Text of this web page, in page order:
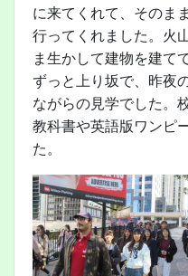
に来てくれて、そのま
行ってくれました。火
ま生かして建物を建て
ずっと上り坂で、昨夜
ながらの見学でした。
教科書や英語版ワンピ
た。